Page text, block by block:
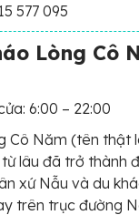
577 095
Lòng Cô
6:00 – 22:00
Cô Năm (tên thật
lâu đã trở thành
xứ Nẫu và du
trên trục đường